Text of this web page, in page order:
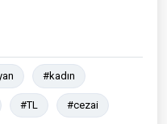
#kadın
#TL #cezai